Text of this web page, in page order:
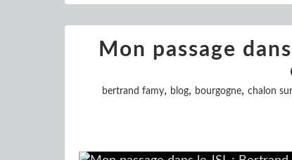
Mon passage
bertrand famy, blog, bourgogne, chalon